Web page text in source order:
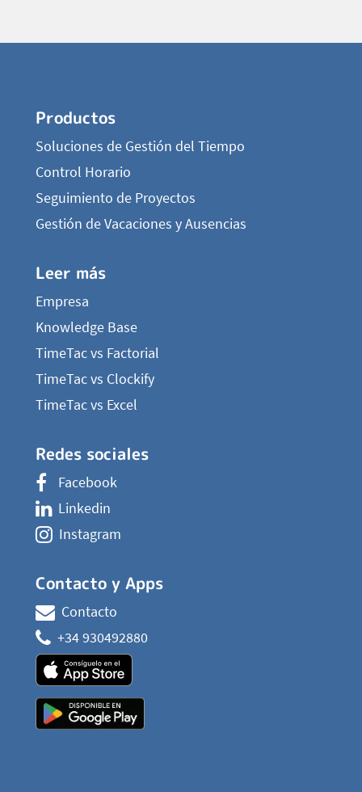
Productos
Soluciones de Gestión del Tiempo
Control Horario
Seguimiento de Proyectos
Gestión de Vacaciones y Ausencias
Leer más
Empresa
Knowledge Base
TimeTac vs Factorial
TimeTac vs Clockify
TimeTac vs Excel
Redes sociales
Facebook
Linkedin
Instagram
Contacto y Apps
Contacto
+34 930492880